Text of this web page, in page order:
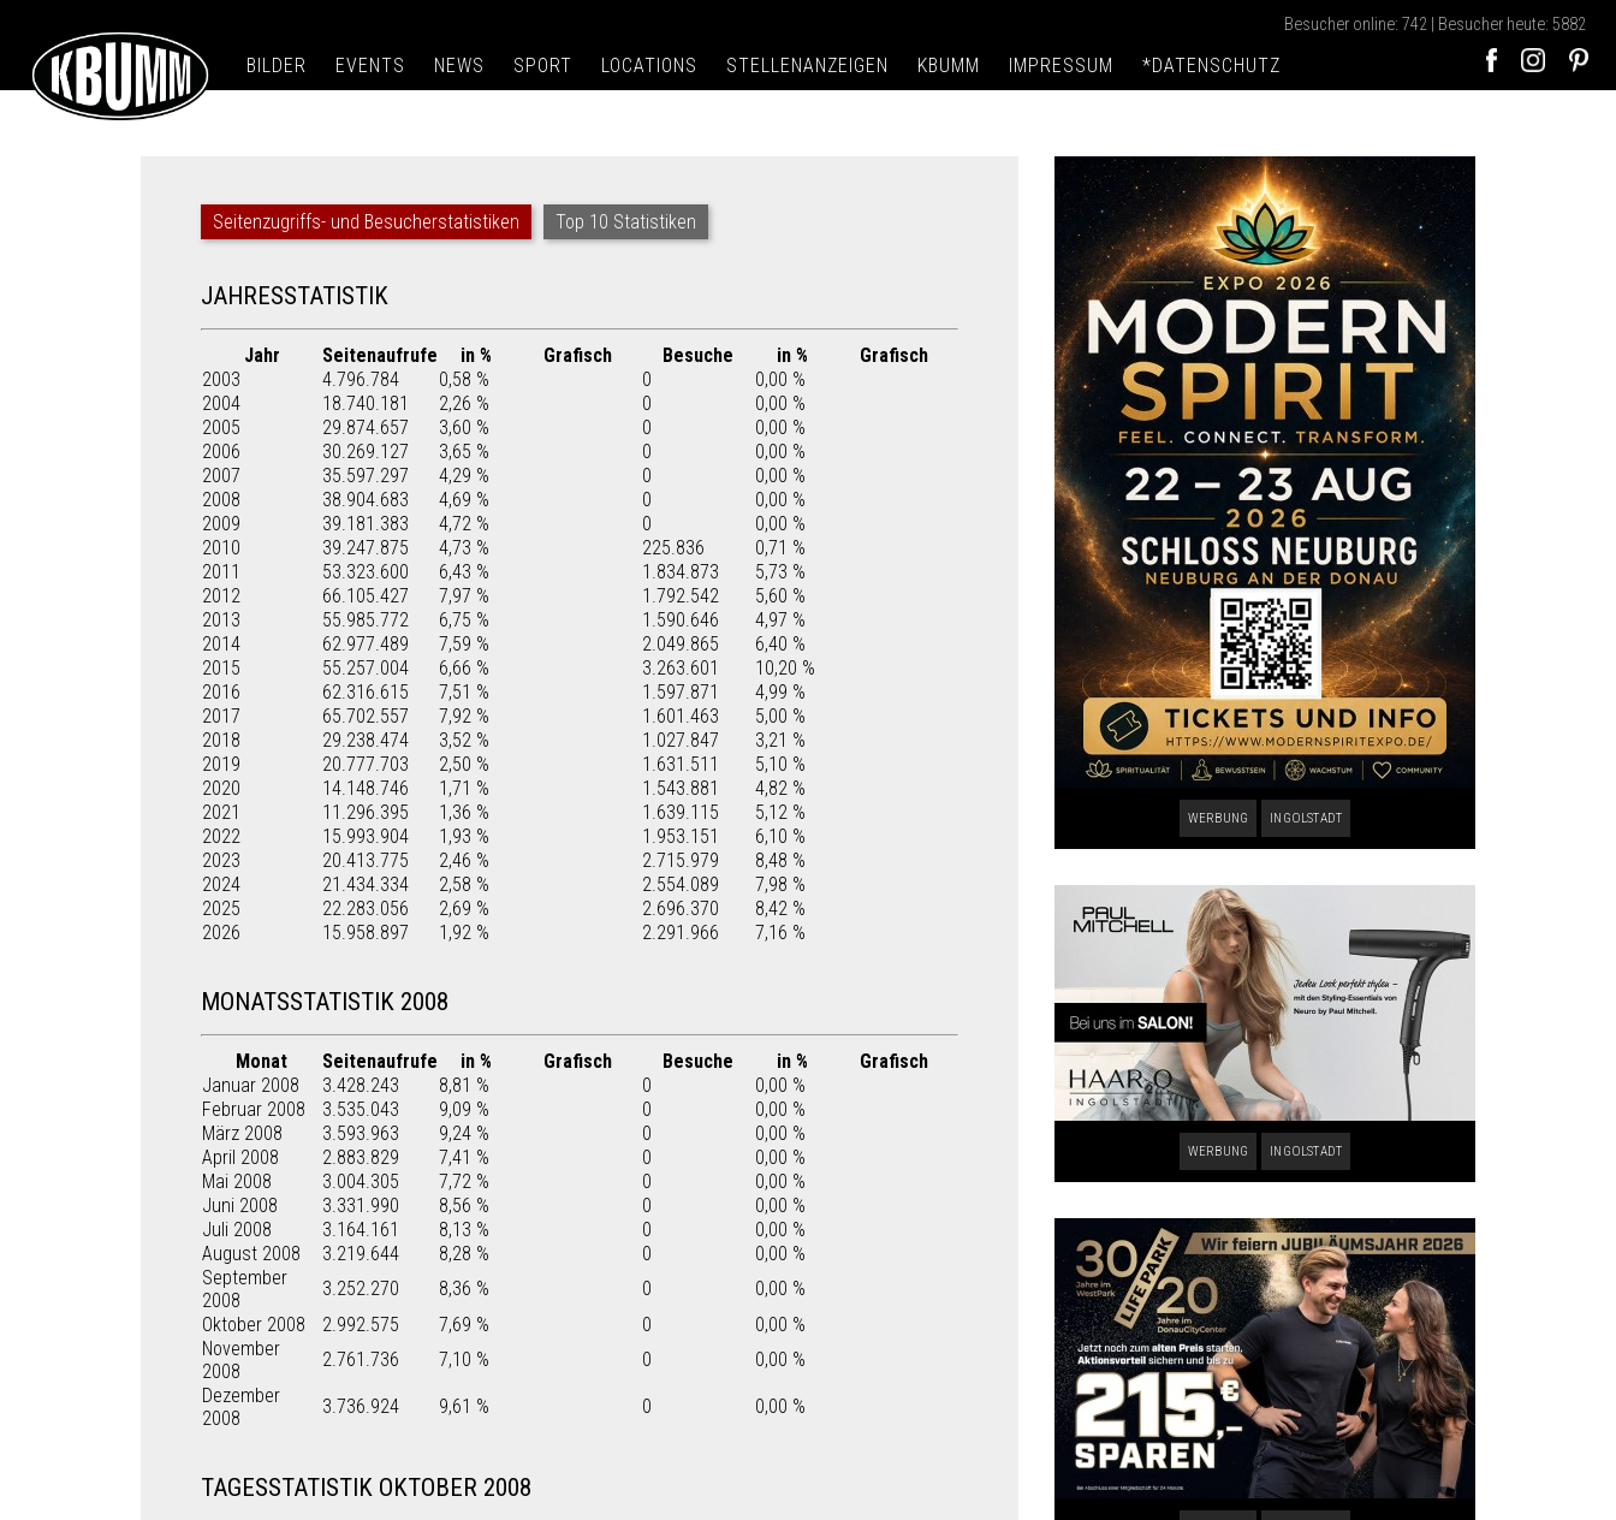
Besucher online: 742 | Besucher heute: 5882
BILDER EVENTS NEWS SPORT LOCATIONS STELLENANZEIGEN KBUMM IMPRESSUM *DATENSCHUTZ
Seitenzugriffs- und Besucherstatistiken Top 10 Statistiken
JAHRESSTATISTIK
Jahr Seitenaufrufe in % Grafisch Besuche in %
Grafisch
2003
4.796.784 0,58 % 0
0,00 %
2004
18.740.181 2,26 % 0
0,00 %
2005
29.874.657 3,60 % 0
0,00 %
2006
30.269.127 3,65 % 0
0,00 %
2007
35.597.297 4,29 % 0
0,00 %
2008
38.904.683 4,69 % 0
0,00 %
2009
39.181.383 4,72 % 0
0,00 %
2010
39.247.875 4,73 % 225.836
0,71 %
2011
53.323.600 6,43 % 1.834.873
5,73 %
2012
66.105.427 7,97 % 1.792.542
5,60 %
2013
55.985.772 6,75 % 1.590.646
4,97 %
2014
62.977.489 7,59 % 2.049.865
6,40 %
2015
55.257.004 6,66 % 3.263.601
10,20 %
2016
62.316.615 7,51 % 1.597.871
4,99 %
2017
65.702.557 7,92 % 1.601.463
5,00 %
2018
29.238.474 3,52 % 1.027.847
3,21 %
2019
20.777.703 2,50 % 1.631.511
5,10 %
2020
14.148.746 1,71 % 1.543.881
4,82 %
2021
11.296.395 1,36 % 1.639.115
5,12 %
2022
15.993.904 1,93 % 1.953.151
6,10 %
2023
20.413.775 2,46 % 2.715.979
8,48 %
2024
21.434.334 2,58 % 2.554.089
7,98 %
2025
22.283.056 2,69 % 2.696.370
8,42 %
2026
15.958.897 1,92 % 2.291.966 7,16 %
MONATSSTATISTIK 2008
Monat Seitenaufrufe in % Grafisch Besuche in %
Grafisch
Januar 2008
3.428.243 8,81 % 0
0,00 %
Februar 2008
3.535.043 9,09 % 0
0,00 %
März 2008
3.593.963 9,24 % 0
0,00 %
April 2008
2.883.829 7,41 % 0
0,00 %
Mai 2008
3.004.305 7,72 % 0
0,00 %
Juni 2008
3.331.990 8,56 % 0
0,00 %
Juli 2008
3.164.161 8,13 % 0
0,00 %
August 2008
3.219.644 8,28 % 0
0,00 %
September
2008
3.252.270 8,36 % 0
0,00 %
Oktober 2008
2.992.575 7,69 % 0
0,00 %
November
2008
2.761.736 7,10 % 0
0,00 %
Dezember
2008
3.736.924 9,61 % 0 0,00 %
TAGESSTATISTIK OKTOBER 2008
WERBUNG INGOLSTADT
WERBUNG INGOLSTADT